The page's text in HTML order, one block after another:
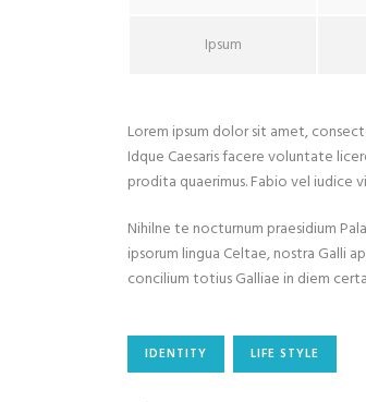
Ipsum
Lorem ipsum dolor sit amet,
Idque Caesaris facere voluntate
prodita quaerimus. Fabio vel iudice
Nihilne te nocturnum praesidium
ipsorum lingua Celtae, nostra Galli
concilium totius Galliae in diem
IDENTITY LIFE STYLE